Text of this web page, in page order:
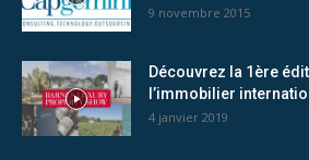
9 novembre 2015
Découvrez la 1ère
l’immobilier
4 janvier 2019